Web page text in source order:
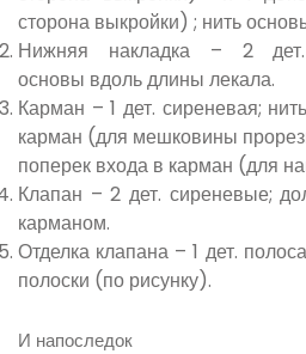
сторона выкройки) ; нить
Нижняя накладка – 2
основы вдоль длины лекала.
Карман – 1 дет. сиреневая;
карман (для мешковины
поперек входа в карман (для
Клапан – 2 дет. сиреневые;
карманом.
Отделка клапана – 1 дет.
полоски (по рисунку).
И напоследок